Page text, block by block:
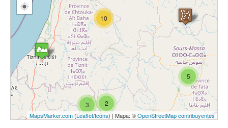
2
3
10
5
MapsMarker.com (Leaflet/Icons) | Mapa: ©OpenStreetMap contribuyentes